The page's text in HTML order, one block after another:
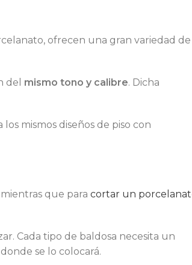
ofrecen una gran variedad de
del mismo tono y calibre. Dicha
mismos diseños de piso con
mientras que para cortar un
Cada tipo de baldosa necesita un
se lo colocará.